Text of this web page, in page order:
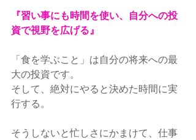
『習い事にも時間を使い、自分への投
資で視野を広げる』
「食を学ぶこと」は自分の将来への最
大の投資です。
そして、絶対にやると決めた時間に実
行する。
そうしないと忙しさにかまけて、仕事